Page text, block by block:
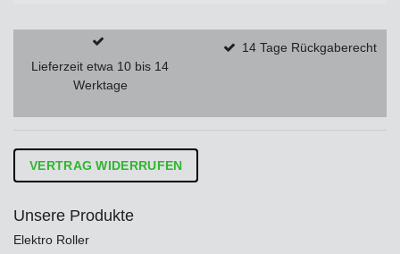
Lieferzeit etwa 10 bis 14
Werktage
14 Tage Rückgaberecht
VERTRAG WIDERRUFEN
Unsere Produkte
Elektro Roller